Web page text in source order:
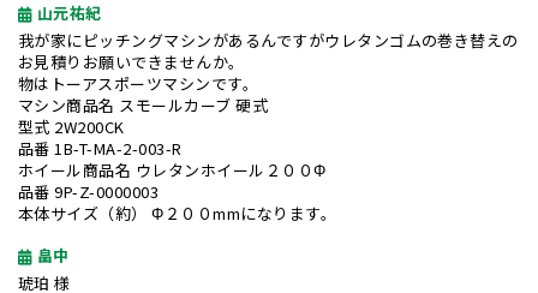
山元祐紀
我が家にピッチングマシンがあるんですがウレタンゴムの巻き替えの
お見積りお願いできませんか。
物はトーアスポーツマシンです。
マシン商品名 スモールカーブ 硬式
型式 2W200CK
品番 1B-T-MA-2-003-R
ホイール商品名 ウレタンホイール２００Φ
品番 9P-Z-0000003
本体サイズ（約） Φ２００mmになります。
畠中
琥珀 様